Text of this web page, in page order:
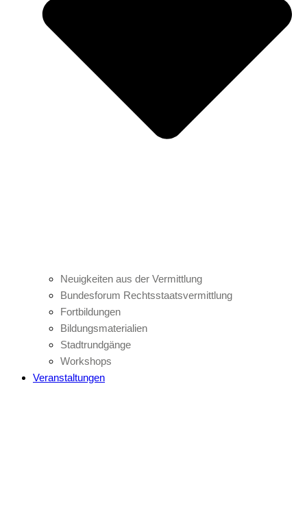
Neuigkeiten aus der Vermittlung
Bundesforum Rechtsstaatsvermittlung
Fortbildungen
Bildungsmaterialien
Stadtrundgänge
Workshops
Veranstaltungen